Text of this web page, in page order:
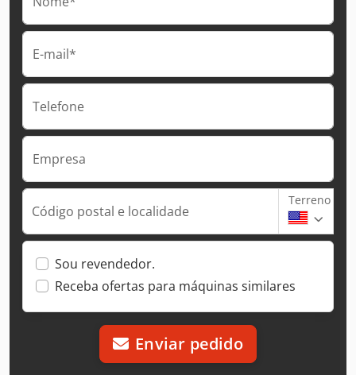
E-mail*
Telefone
Empresa
Código postal e localidade
Terreno
Sou revendedor.
Receba ofertas para máquinas similares
Enviar pedido